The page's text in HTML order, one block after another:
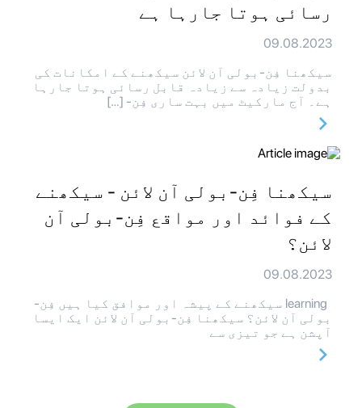
رسائی ہوتا جارہا ہے
09.08.2023
سیکھنا فِن-بولی آن لائن سیکھنے کے امکانات کی
بدولت زیادہ سے زیادہ قابل رسائی ہوتا جارہا
ہے۔ آج مارکیٹ میں بہت ساری فِن- […]
سیکھنا فِن-بولی آن لائن - سیکھنے
کے فوائد اور مواقع فِن-بولی آن
لائن؟
09.08.2023
learning سیکھنے کے پیشہ اور موافق کیا ہیں فِن-
بولی آن لائن؟ سیکھنا فِن-بولی آن لائن ایک ایسا
آپشن ہے جو تیزی سے